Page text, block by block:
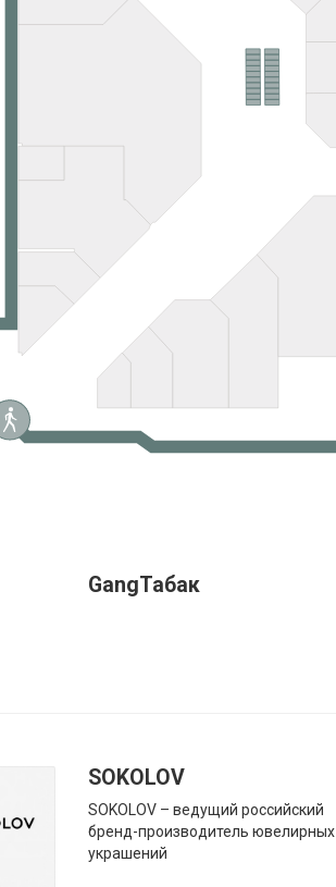
GangТабак
SOKOLOV
SOKOLOV – ведущий российский
бренд-производитель ювелирных
украшений